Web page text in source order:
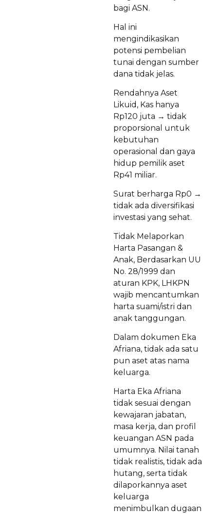
bagi ASN.
Hal ini
mengindikasikan
potensi pembelian
tunai dengan sumber
dana tidak jelas.
Rendahnya Aset
Likuid, Kas hanya
Rp120 juta → tidak
proporsional untuk
kebutuhan
operasional dan gaya
hidup pemilik aset
Rp41 miliar.
Surat berharga Rp0 →
tidak ada diversifikasi
investasi yang sehat.
Tidak Melaporkan
Harta Pasangan &
Anak, Berdasarkan UU
No. 28/1999 dan
aturan KPK, LHKPN
wajib mencantumkan
harta suami/istri dan
anak tanggungan.
Dalam dokumen Eka
Afriana, tidak ada satu
pun aset atas nama
keluarga.
Harta Eka Afriana
tidak sesuai dengan
kewajaran jabatan,
masa kerja, dan profil
keuangan ASN pada
umumnya. Nilai tanah
tidak realistis, tidak ada
hutang, serta tidak
dilaporkannya aset
keluarga
menimbulkan dugaan